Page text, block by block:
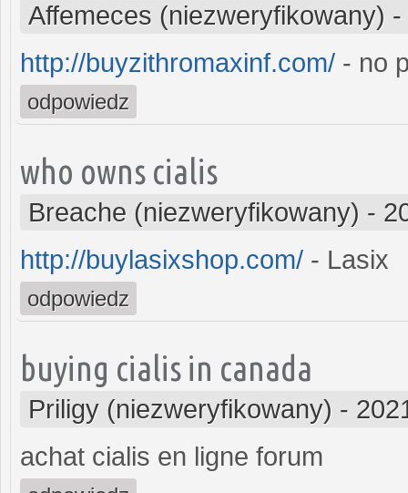
Affemeces (niezweryfikowany) -
http://buyzithromaxinf.com/ - no
odpowiedz
who owns cialis
Breache (niezweryfikowany) -
http://buylasixshop.com/ - Lasix
odpowiedz
buying cialis in canada
Priligy (niezweryfikowany) -
achat cialis en ligne forum